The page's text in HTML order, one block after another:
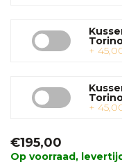
+
+
€195,00
Op voorraad,